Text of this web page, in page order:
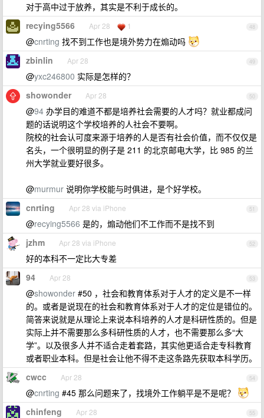
对于高中过于放养，其实是不利于成长的。
48
recying5566 Apr 28 1
@cnrting 找不到工作也是境外势力在煽动吗
49
zbinlin Apr 28
@yxc246800 实际是怎样的？
50
showonder Apr 28
@94 办学目的难道不都是培养社会需要的人才吗？就业都成问
题的话说明这个学校培养的人社会不要啊。
院校的社会认可度来源于培养的人是否有社会价值，而不仅仅是
名头，一个很明显的例子是 211 的北京邮电大学，比 985 的兰
州大学就业要好很多。
@murmur 说明你学校能与时俱进，是个好学校。
51
cnrting Apr 28 via iPhone
@recying5566 是的，煽动他们不工作而不是找不到
52
jzhm Apr 28 via iPhone
好的本科不一定比大专差
53
94 Apr 28
@showonder #50 ，社会和教育体系对于人才的定义是不一样
的。或者是说现在的社会和教育体系对于人才的定位是错位的。
简答来说就是从理论上来说本科培养的人才是科研性质的。但是
实际上并不需要那么多科研性质的人才，也不需要那么多“大
学”。以及很多人并不适合走着套路，其实他更适合走专科教育
或者职业本科。但是社会让他不得不走这条路先获取本科学历。
54
cwcc Apr 28
@cnrting #45 那么问题来了，找境外工作躺平是不是呢？
55
chinfeng Apr 28